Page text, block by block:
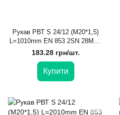
Рукав РВТ S 24/12 (М20*1,5)
L=1010mm EN 853 2SN 28МПа
DK EXCELLENT
183.28 грн/шт.
Купити